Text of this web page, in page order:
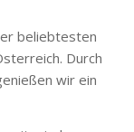
beliebtesten
Durch
wir ein